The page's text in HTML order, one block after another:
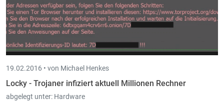
19.02.2016 • von Michael Henkes
Locky - Trojaner infiziert aktuell Millionen Rechner
abgelegt unter: Hardware